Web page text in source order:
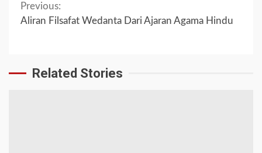
Continue
Previous:
Aliran Filsafat Wedanta Dari Ajaran Agama Hindu
Related Stories